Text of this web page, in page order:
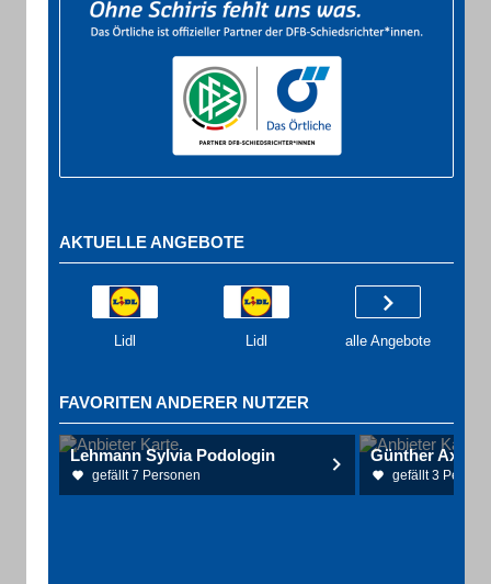
AKTUELLE ANGEBOTE
Lidl Lidl alle Angebote
FAVORITEN ANDERER NUTZER
Lehmann Sylvia Podologin
gefällt 7 Personen gefällt 3